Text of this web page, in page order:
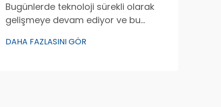
Bugünlerde teknoloji sürekli olarak
gelişmeye devam ediyor ve bu
IMD (Kalıp İçinde Dekorasyon)
DAHA FAZLASINI GÖR